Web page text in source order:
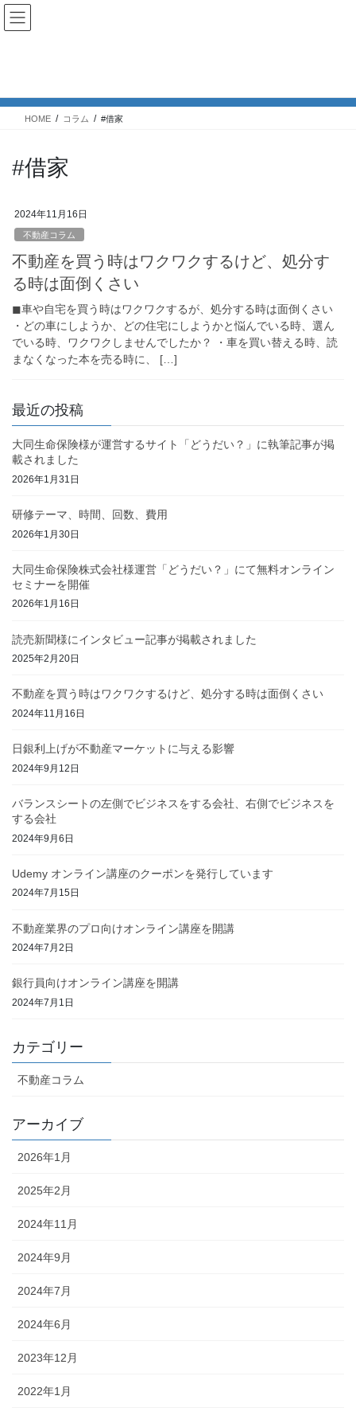
コ
ン
ス
ナ
ビ
ン
HOME コラム #借家
#借家
2024年11月16日
不動産コラム
不動産を買う時はワクワクするけど、処分す
る時は面倒くさい
◼︎車や自宅を買う時はワクワクするが、処分する時は面倒くさい
・どの車にしようか、どの住宅にしようかと悩んでいる時、選ん
でいる時、ワクワクしませんでしたか？ ・車を買い替える時、読
まなくなった本を売る時に、 […]
最近の投稿
大同生命保険様が運営するサイト「どうだい？」に執筆記事が掲
載されました
2026年1月31日
研修テーマ、時間、回数、費用
2026年1月30日
大同生命保険株式会社様運営「どうだい？」にて無料オンライン
セミナーを開催
2026年1月16日
読売新聞様にインタビュー記事が掲載されました
2025年2月20日
不動産を買う時はワクワクするけど、処分する時は面倒くさい
2024年11月16日
日銀利上げが不動産マーケットに与える影響
2024年9月12日
バランスシートの左側でビジネスをする会社、右側でビジネスを
する会社
2024年9月6日
Udemy オンライン講座のクーポンを発行しています
2024年7月15日
不動産業界のプロ向けオンライン講座を開講
2024年7月2日
銀行員向けオンライン講座を開講
2024年7月1日
カテゴリー
不動産コラム
アーカイブ
2026年1月
2025年2月
2024年11月
2024年9月
2024年7月
2024年6月
2023年12月
2022年1月